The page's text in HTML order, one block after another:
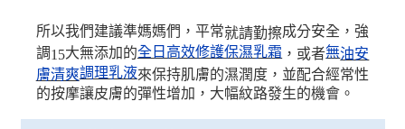
所以我們建議準媽媽們，平常就請勤擦成分安全，強
調15大無添加的全日高效修護保濕乳霜 ，或者無油安
膚清爽調理乳液來保持肌膚的濕潤度，並配合經常性
的按摩讓皮膚的彈性增加，大幅紋路發生的機會。